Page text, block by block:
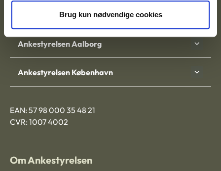
Brug kun nødvendige cookies
9000 Aalborg
Ankestyrelsen Aalborg
Ankestyrelsen København
EAN: 57 98 000 35 48 21
CVR: 1007 4002
Om Ankestyrelsen